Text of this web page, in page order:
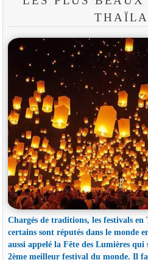
Chargés de traditions, les festivals
certains sont réputés dans le monde
aussi appelé la Fête des Lumières
2ème meilleur festival du monde. Il